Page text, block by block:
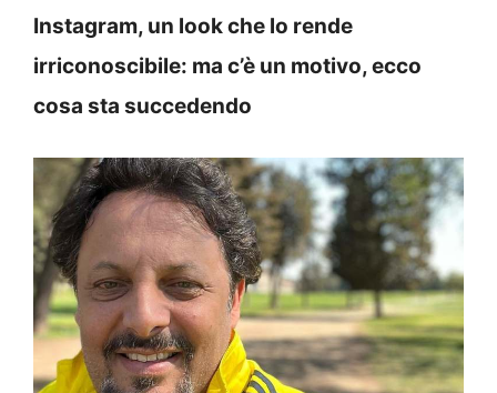
Instagram, un look che lo rende
irriconoscibile: ma c’è un motivo, ecco
cosa sta succedendo